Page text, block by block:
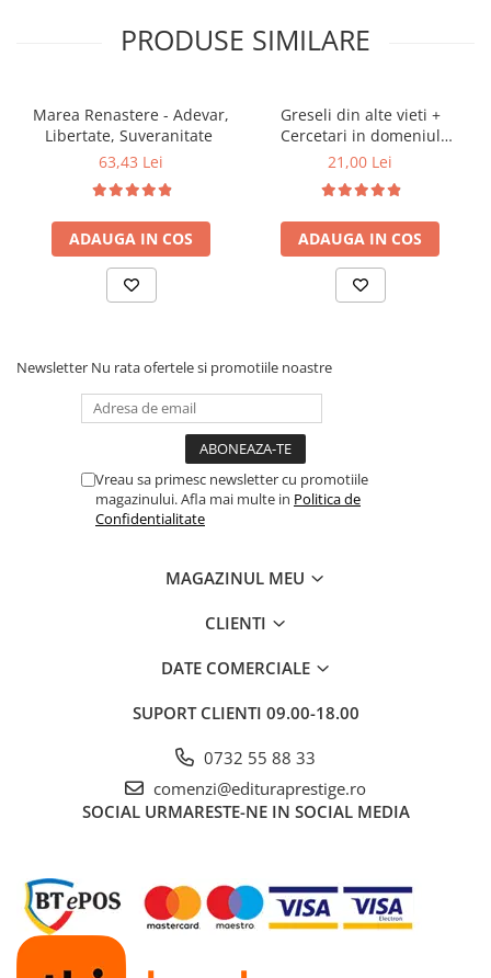
Accesorii Arhivare
Instrumente de scris
Organizare si Arhivare
Seturi birotica
Caiete si Carnetele scolare
Coperti, Mape, Etichete
Instrumente de scris
Instrumente si Truse Geometrie
Seturi scolare
Consumabile & Accesorii
Literatura Universala
Carti cartonate
Descopera lumea
Povesti pe roti
Primele notiuni
Carti de colorat
PRODUSE SIMILARE
Marea Renastere - Adevar,
Libertate, Suveranitate
63,43 Lei
ADAUGA IN COS
Greseli din alte vieti +
Cercetari in domeniul
Metapsihic si Spiritist ( 2
21,00 Lei
ADAUGA IN COS
Newsletter Nu rata ofertele si promotiile noastre
Vreau sa primesc newsletter cu promotiile
magazinului. Afla mai multe in Politica de
Confidentialitate
MAGAZINUL MEU
CLIENTI
DATE COMERCIALE
SUPORT CLIENTI 09.00-18.00
0732 55 88 33
comenzi@edituraprestige.ro
SOCIAL URMARESTE-NE IN SOCIAL MEDIA